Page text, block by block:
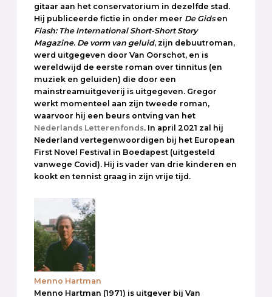
gitaar aan het conservatorium in dezelfde stad.
Hij publiceerde fictie in onder meer De Gidsen
Flash: The International Short-Short Story
Magazine. De vorm van geluid, zijn debuutroman,
werd uitgegeven door Van Oorschot, en is
wereldwijd de eerste roman over tinnitus (en
muziek en geluiden) die door een
mainstreamuitgeverij is uitgegeven. Gregor
werkt momenteel aan zijn tweede roman,
waarvoor hij een beurs ontving van het
Nederlands Letterenfonds. In april 2021 zal hij
Nederland vertegenwoordigen bij het European
First Novel Festival in Boedapest (uitgesteld
vanwege Covid). Hij is vader van drie kinderen en
kookt en tennist graag in zijn vrije tijd.
Menno Hartman
Menno Hartman (1971) is uitgever bij Van